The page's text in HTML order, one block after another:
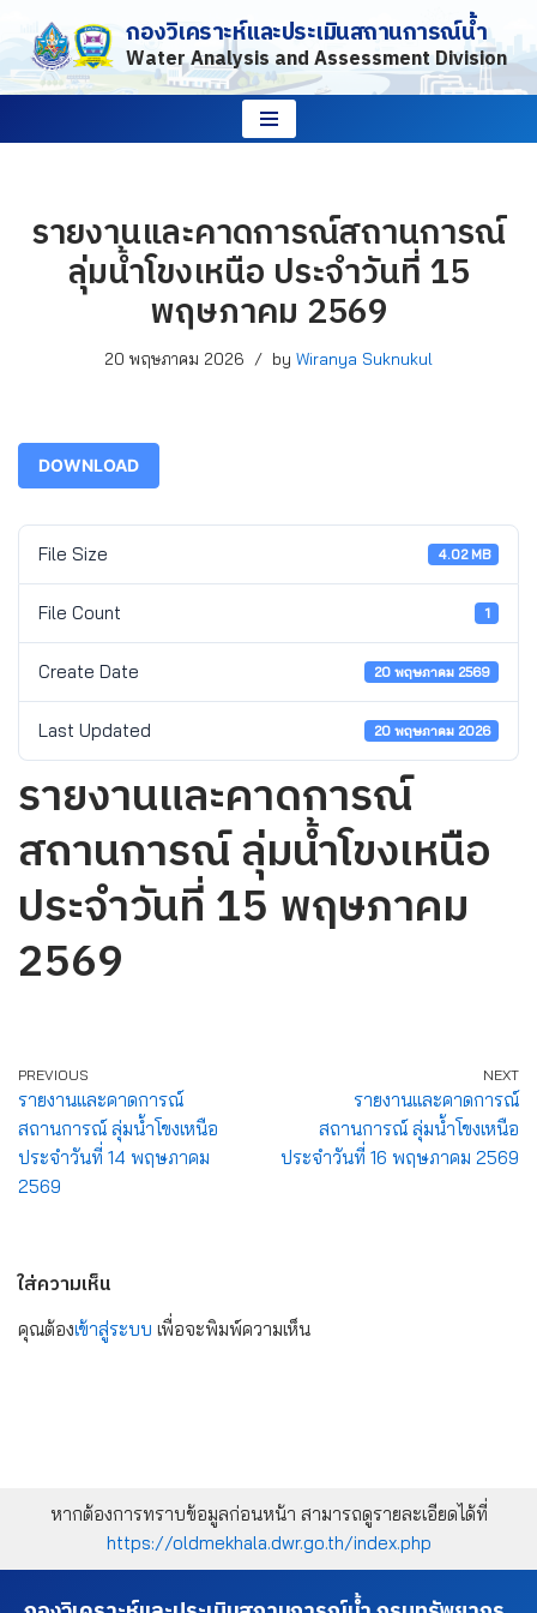
Skip
to
กองวิเคราะห์และประเมินสถานการณ์น้ำ
Water Analysis and Assessment Division
รายงานและคาดการณ์สถานการณ์
ลุ่มน้ำโขงเหนือ ประจำวันที่ 15
พฤษภาคม 2569
20 พฤษภาคม 2026 by Wiranya Suknukul
DOWNLOAD
File Size 4.02 MB
File Count 1
Create Date 20 พฤษภาคม 2569
Last Updated 20 พฤษภาคม 2026
รายงานและคาดการณ์
สถานการณ์ ลุ่มน้ำโขงเหนือ
ประจำวันที่ 15 พฤษภาคม
2569
PREVIOUS
รายงานและคาดการณ์
สถานการณ์ ลุ่มน้ำโขงเหนือ
ประจำวันที่ 14 พฤษภาคม
2569
NEXT
รายงานและคาดการณ์
สถานการณ์ ลุ่มน้ำโขงเหนือ
ประจำวันที่ 16 พฤษภาคม 2569
ใส่ความเห็น
คุณต้องเข้าสู่ระบบ เพื่อจะพิมพ์ความเห็น
หากต้องการทราบข้อมูลก่อนหน้า สามารถดูรายละเอียดได้ที่
https://oldmekhala.dwr.go.th/index.php